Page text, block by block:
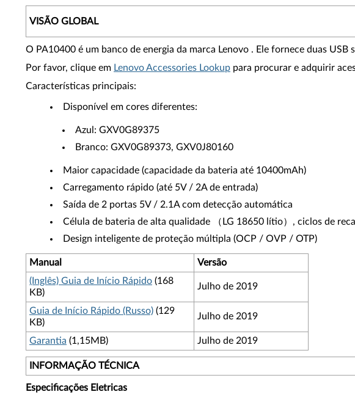
VISÃO GLOBAL
O PA10400 é um banco de energia da marca Lenovo . Ele fornece duas
Por favor, clique em Lenovo Accessories Lookup para procurar e adquirir
Características principais:
Disponível em cores diferentes:
Azul: GXV0G89375
Branco: GXV0G89373, GXV0J80160
Maior capacidade (capacidade da bateria até 10400mAh)
Carregamento rápido (até 5V / 2A de entrada)
Saída de 2 portas 5V / 2.1A com detecção automática
Célula de bateria de alta qualidade （LG 18650 lítio）, ciclos de
Design inteligente de proteção múltipla (OCP / OVP / OTP)
Manual
Versão
(Inglês) Guia de Início Rápido (168
KB)
Julho de 2019
Guia de Início Rápido (Russo) (129
KB)
Julho de 2019
Garantia (1,15MB) Julho de 2019
INFORMAÇÃO TÉCNICA
Especificações Eletricas